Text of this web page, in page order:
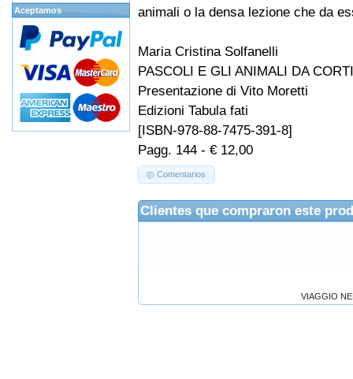
animali o la densa lezione che da
Maria Cristina Solfanelli
PASCOLI E GLI ANIMALI DA
Presentazione di Vito Moretti
Edizioni Tabula fati
[ISBN-978-88-7475-391-8]
Pagg. 144 - € 12,00
Comentarios
Clientes que compraron este
VIAGGIO
Aceptamos